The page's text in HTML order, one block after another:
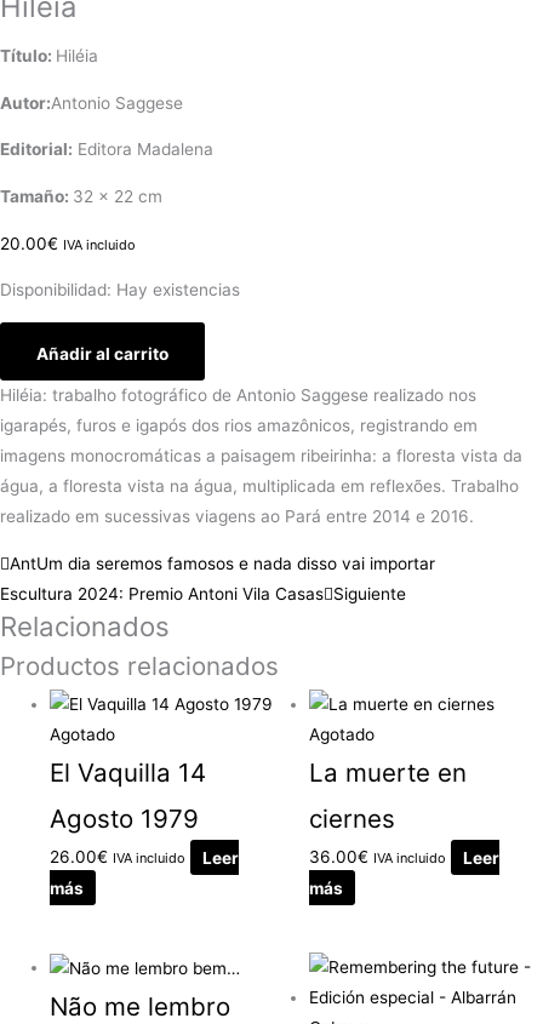
Título: Hiléia
Autor:Antonio Saggese
Editorial: ‎ Editora Madalena
Tamaño: 32 x 22 cm
20.00€ IVA incluido
Disponibilidad: Hay existencias
Añadir al carrito
Hiléia: trabalho fotográfico de Antonio Saggese realizado nos
igarapés, furos e igapós dos rios amazônicos, registrando em
imagens monocromáticas a paisagem ribeirinha: a floresta vista da
água, a floresta vista na água, multiplicada em reflexões. Trabalho
realizado em sucessivas viagens ao Pará entre 2014 e 2016.
AntUm dia seremos famosos e nada disso vai importar
Escultura 2024: Premio Antoni Vila Casas Siguiente
Relacionados
Productos relacionados
Agotado
El Vaquilla 14
Agosto 1979
26.00€ IVA incluido
Leer
más
Agotado
La muerte en
ciernes
36.00€ IVA incluido
Leer
más
Não me lembro